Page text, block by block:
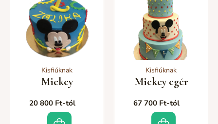
Kisfiúknak
Mickey
20 800 Ft-tól
Kisfiúknak
Mickey egér
67 700 Ft-tól